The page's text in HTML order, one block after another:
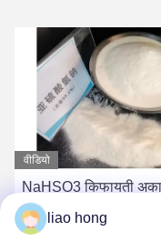
वीडियो
NaHSO3 किफायती
कच्चे माल ब्लीचिंग और
लिए सोडियम बिसुल्फाइट
liao hong